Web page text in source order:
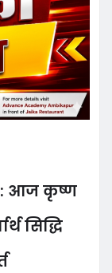
आज कृष्ण
सिद्धि